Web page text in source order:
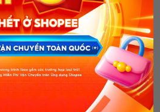
tiệc tối chuẩn phong cách (Nguồn: Mint Mint